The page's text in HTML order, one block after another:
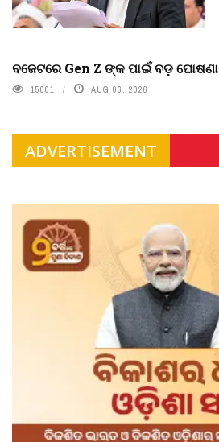
ବଜେଟରେ Gen Z ଙ୍କ ପାଇଁ ବଡ଼ ଘୋଷଣା
15001 AUG 06, 2026
ADVERTISEMENT